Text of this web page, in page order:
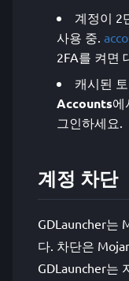
계정이 2
사용 중.
2FA를 켜면
캐시된
Accounts에
그인하세요.
계정 차단
GDLauncher는
다. 차단은
GDLauncher는